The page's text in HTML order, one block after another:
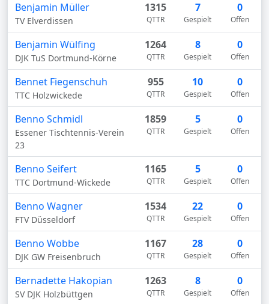
Benjamin Müller
TV Elverdissen
1315
QTTR
7
Gespielt
0
Offen
Benjamin Wülfing
DJK TuS Dortmund-Körne
1264
QTTR
8
Gespielt
0
Offen
Bennet Fiegenschuh
TTC Holzwickede
955
QTTR
10
Gespielt
0
Offen
Benno Schmidl
Essener Tischtennis-Verein
23
1859
QTTR
5
Gespielt
0
Offen
Benno Seifert
TTC Dortmund-Wickede
1165
QTTR
5
Gespielt
0
Offen
Benno Wagner
FTV Düsseldorf
1534
QTTR
22
Gespielt
0
Offen
Benno Wobbe
DJK GW Freisenbruch
1167
QTTR
28
Gespielt
0
Offen
Bernadette Hakopian
SV DJK Holzbüttgen
1263
QTTR
8
Gespielt
0
Offen